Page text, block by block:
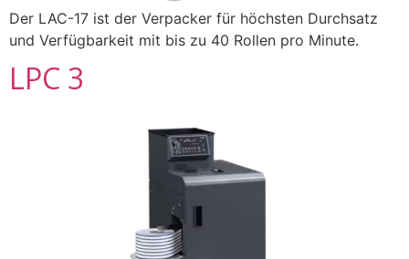
Der LAC-17 ist der Verpacker für höchsten Durchsatz
und Verfügbarkeit mit bis zu 40 Rollen pro Minute.
LPC 3